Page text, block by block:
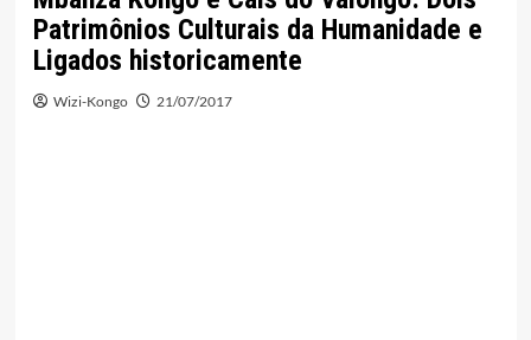
Patrimônios Culturais da Humanidade e
Ligados historicamente
Wizi-Kongo 21/07/2017